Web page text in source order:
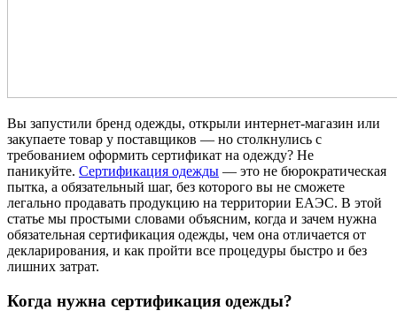
Вы запустили бренд одежды, открыли интернет-магазин или
закупаете товар у поставщиков — но столкнулись с
требованием оформить сертификат на одежду? Не
паникуйте. Сертификация одежды — это не бюрократическая
пытка, а обязательный шаг, без которого вы не сможете
легально продавать продукцию на территории ЕАЭС. В этой
статье мы простыми словами объясним, когда и зачем нужна
обязательная сертификация одежды, чем она отличается от
декларирования, и как пройти все процедуры быстро и без
лишних затрат.
Когда нужна сертификация одежды?